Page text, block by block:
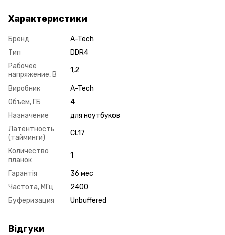
Характеристики
Бренд
A-Tech
Тип
DDR4
Рабочее
напряжение, В
1,2
Виробник
A-Tech
Объем, ГБ
4
Назначение
для ноутбуков
Латентность
(тайминги)
CL17
Количество
планок
1
Гарантія
36 мес
Частота, МГц
2400
Буферизация
Unbuffered
Відгуки